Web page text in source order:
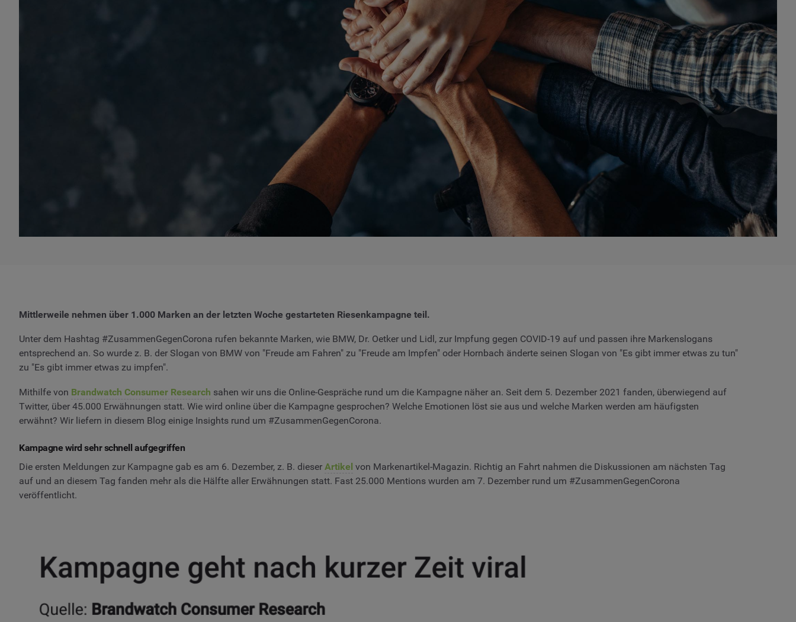
Mittlerweile nehmen über 1.000 Marken an der letzten Woche gestarteten Riesenkampagne teil.
Unter dem Hashtag #ZusammenGegenCorona rufen bekannte Marken, wie BMW, Dr. Oetker und Lidl, zur Impfung gegen COVID-19 auf und passen ihre Markenslogans
entsprechend an. So wurde z. B. der Slogan von BMW von "Freude am Fahren" zu "Freude am Impfen" oder Hornbach änderte seinen Slogan von "Es gibt immer etwas zu tun"
zu "Es gibt immer etwas zu impfen".
Mithilfe von Brandwatch Consumer Research sahen wir uns die Online-Gespräche rund um die Kampagne näher an. Seit dem 5. Dezember 2021 fanden, überwiegend auf
Twitter, über 45.000 Erwähnungen statt. Wie wird online über die Kampagne gesprochen? Welche Emotionen löst sie aus und welche Marken werden am häufigsten
erwähnt? Wir liefern in diesem Blog einige Insights rund um #ZusammenGegenCorona.
Kampagne wird sehr schnell aufgegriffen
Die ersten Meldungen zur Kampagne gab es am 6. Dezember, z. B. dieser Artikel von Markenartikel-Magazin. Richtig an Fahrt nahmen die Diskussionen am nächsten Tag
auf und an diesem Tag fanden mehr als die Hälfte aller Erwähnungen statt. Fast 25.000 Mentions wurden am 7. Dezember rund um #ZusammenGegenCorona
veröffentlicht.